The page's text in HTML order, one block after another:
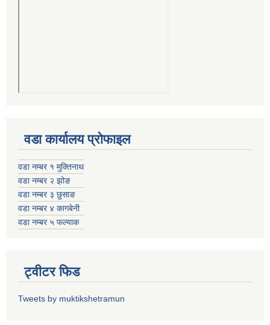
वडा कार्यालय प्रोफाइल
वडा नम्बर १ मुक्तिनाथ
वडा नम्बर २ झोङ
वडा नम्बर ३ छुसाङ
वडा नम्बर ४ कागबेनी
वडा नम्बर ५ फल्याक
ट्वीटर फिड
Tweets by muktikshetramun